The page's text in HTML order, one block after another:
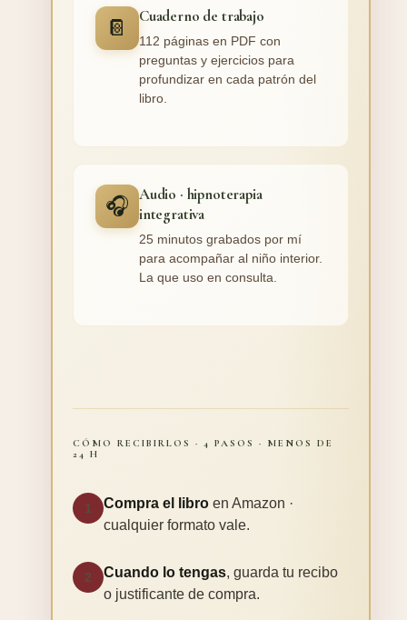
📔 Cuaderno de trabajo
112 páginas en PDF con
preguntas y ejercicios para
profundizar en cada patrón del
libro.
🎧 Audio · hipnoterapia
integrativa
25 minutos grabados por mí
para acompañar al niño interior.
La que uso en consulta.
CÓMO RECIBIRLOS · 4 PASOS · MENOS DE
24 H
1 Compra el libro en Amazon ·
cualquier formato vale.
2 Cuando lo tengas, guarda tu recibo
o justificante de compra.